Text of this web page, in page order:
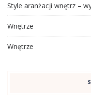
Style aranżacji wnętrz –
Wnętrze
Wnętrze